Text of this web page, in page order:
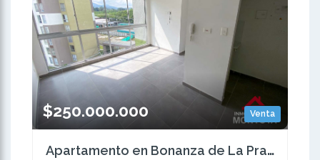
Venta
$250.000.000
Apartamento en Bonanza de La Pradera, Dosquebradas